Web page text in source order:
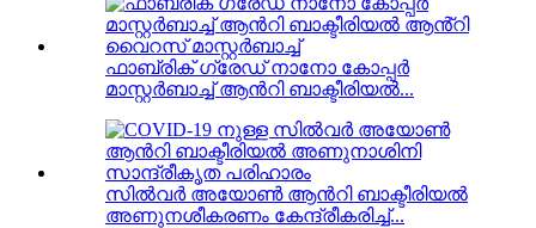
ഫാബ്രിക് ഗ്രേഡ് നാനോ കോപ്പർ
മാസ്റ്റർബാച്ച് ആൻറി ബാക്ടീരിയൽ...
സിൽവർ അയോൺ ആൻറി ബാക്ടീരിയൽ
അണുനശീകരണം കേന്ദ്രീകരിച്ച്...